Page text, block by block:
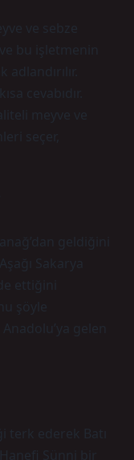
ve sebze
bu işletmenin
cevabıdır.
meyve ve
seçer,
geldiğini
Sakarya
ettiğini
şöyle
gelen
terk ederek Batı
Sünni bir